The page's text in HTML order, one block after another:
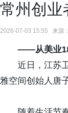
常州创业
2026-07-03 15:55 来源
——从美业18
近日，江苏
雅空间创始人唐